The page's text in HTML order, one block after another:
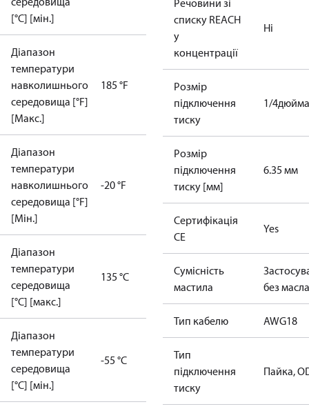
[°C] [мін.]
Діапазон
температури
навколишнього
середовища [°F]
[Макс.]
185 °F
Діапазон
температури
навколишнього
середовища [°F]
[Мін.]
-20 °F
Діапазон
температури
середовища
[°C] [макс.]
135 °C
Діапазон
температури
середовища
[°C] [мін.]
-55 °C
Речовини зі
списку REACH
у
концентрації
Ні
Розмір
підключення
тиску
1/4дюйма
Розмір
підключення
тиску [мм]
6.35 мм
Сертифікація
CE
Yes
Сумісність
мастила
без масла
Тип кабелю AWG18
Тип
підключення
тиску
Пайка,